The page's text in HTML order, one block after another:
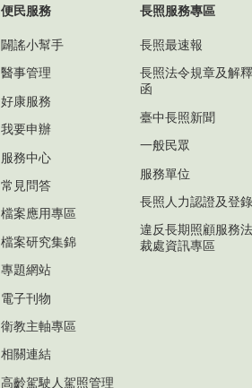
便民服務
闢謠小幫手
醫事管理
好康服務
我要申辦
服務中心
常見問答
檔案應用專區
檔案研究集錦
專題網站
電子刊物
衛教主軸專區
相關連結
高齡駕駛人駕照管理
長照服務專區
長照最速報
長照法令規章及解釋
函
臺中長照新聞
一般民眾
服務單位
長照人力認證及登錄
違反長期照顧服務法
裁處資訊專區